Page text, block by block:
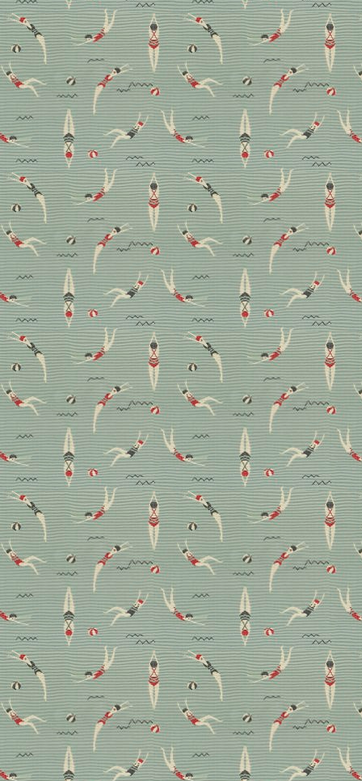
aktuellen Kollektionen
Mit welchen Materialien wir uns umgeben, wird
immer wichtiger. Nicht nur für einen bedachten
Umgang mit unseren Ressourcen, sondern auch, weil
das Einrichten mit nachhaltigen Stoffen Gesundheit
und Wohlbefinden fördern kann. Stylistin und
Nachhaltigkeits-Expertin Fredericke Winkler hat eine
Auswahl in den aktuellen Wohnstoff-Kollektionen
kuratiert und sie in stimmungsvollen Moodboards in
Szene gesetzt.
Aktuell Nachhaltigkeit Stoffe
Nicolò Favaretto Rubelli
über neue Stoffe, die
Faszination Venedigs –
und sein Wohnzimmer
Historische Fragmente und das Kulturerbe Venedigs
stehen im Mittelpunkt der neuen Stoffe „Frammenti
Veneziani“ von Rubelli. Bei einer Kollektionsvorlage
im Londonder Showroom sprachen wir mit Nicolò
Favaretto Rubelli höchstpersönlich über die
Geschichte einzelner Dessins und warum er selbst
lieber Vorhänge statt den Sofabezug erneuert.
Interview Stoffe